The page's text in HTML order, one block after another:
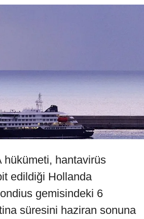
hükümeti, hantavirüs
edildiği Hollanda
gemisindeki 6
süresini haziran sonuna